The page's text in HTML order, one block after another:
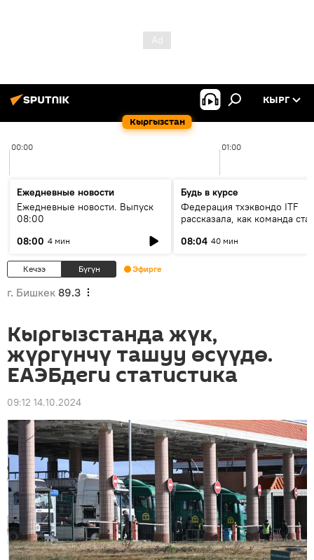
Кыргызстан
КЫРГ
00:00 01:00
Ежедневные новости
Ежедневные новости. Выпуск
08:00
08:00 4 мин
Будь в курсе
Федерация тхэквондо ITF
рассказала, как команда
08:04 40 мин
Кечээ Бүгүн Эфирге
г. Бишкек 89.3
Кыргызстанда жүк,
жүргүнчү ташуу өсүүдө.
ЕАЭБдеги статистика
09:12 14.10.2024